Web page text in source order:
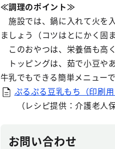
≪調理のポイント≫
施設では、鍋に入れて火を
ましょう（コツはとにかく固
このおやつは、栄養価も高
トッピングは、茹で小豆や
牛乳でもできる簡単メニューで
ぷるぷる豆乳もち（印刷
（レシピ提供：介護老人保
お問い合わせ